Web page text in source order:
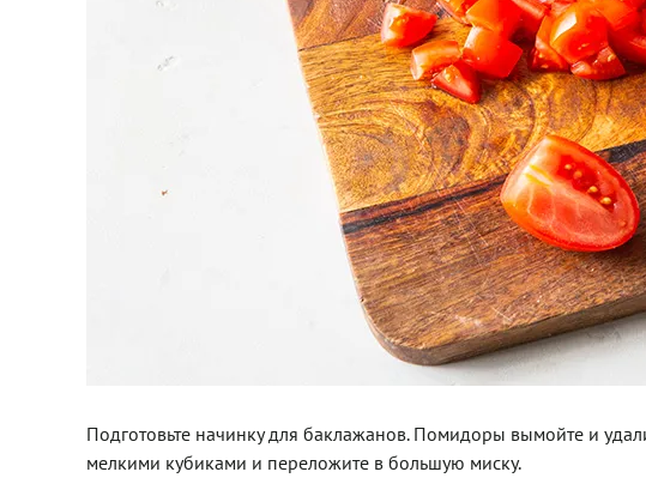
Подготовьте начинку для баклажанов. Помидоры вымойте и
мелкими кубиками и переложите в большую миску.